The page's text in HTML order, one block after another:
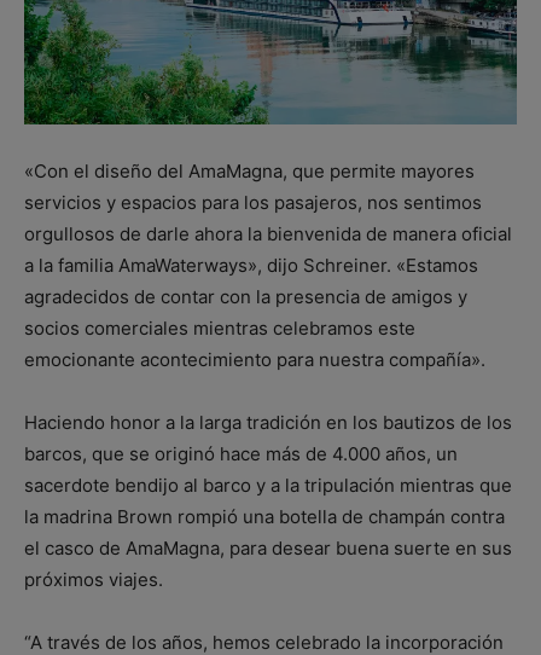
«Con el diseño del AmaMagna, que permite mayores
servicios y espacios para los pasajeros, nos sentimos
orgullosos de darle ahora la bienvenida de manera oficial
a la familia AmaWaterways», dijo Schreiner. «Estamos
agradecidos de contar con la presencia de amigos y
socios comerciales mientras celebramos este
emocionante acontecimiento para nuestra compañía».
Haciendo honor a la larga tradición en los bautizos de los
barcos, que se originó hace más de 4.000 años, un
sacerdote bendijo al barco y a la tripulación mientras que
la madrina Brown rompió una botella de champán contra
el casco de AmaMagna, para desear buena suerte en sus
próximos viajes.
“A través de los años, hemos celebrado la incorporación